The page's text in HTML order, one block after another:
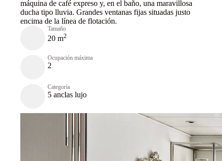
máquina de café expreso y, en el baño, una maravillosa
ducha tipo lluvia. Grandes ventanas fijas situadas justo
encima de la línea de flotación.
Tamaño
20 m2
Ocupación máxima
2
Categoría
5 anclas lujo